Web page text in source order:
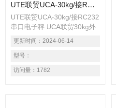
UTE联贸UCA-30kg/接RC232串口电子秤 UCA联贸30kg外接打印电子秤
UTE联贸UCA-30kg/接RC232
串口电子秤 UCA联贸30kg外
接打印电子秤 使用高精度传
感器,精度达
1/15000~1/30000. 采用大型
液晶显示,明显易读. 交直流两
用配备充电电池. 内置重量单
更新时间： 2024-06-14
型号：
访问量： 1782